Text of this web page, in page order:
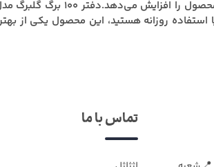
روزانه هستید، این محصول یکی از
تماس با ما